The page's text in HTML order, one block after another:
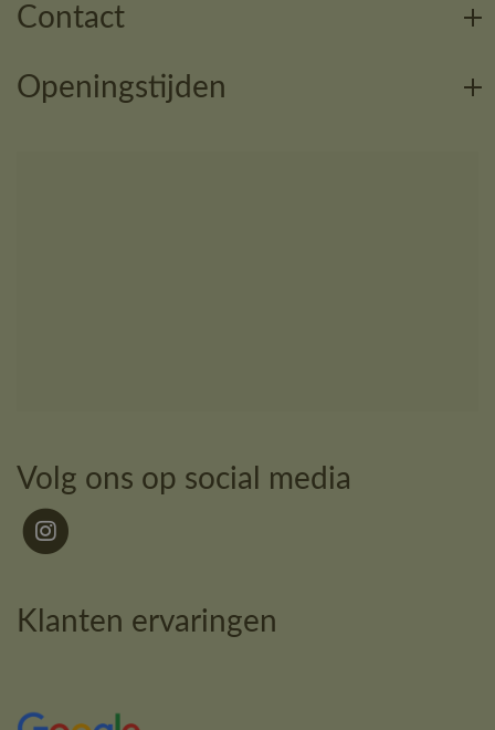
Contact
Openingstijden
Volg ons op social media
Klanten ervaringen